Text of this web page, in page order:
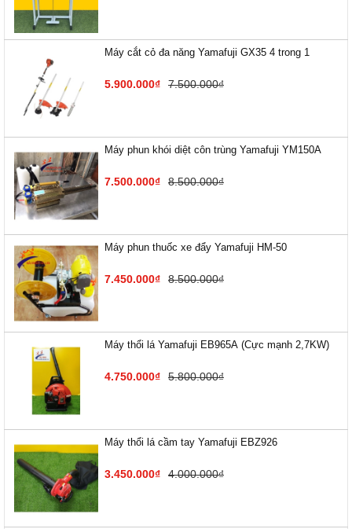
Máy cắt cỏ đa năng Yamafuji GX35 4 trong 1
5.900.000₫ 7.500.000₫
Máy phun khói diệt côn trùng Yamafuji YM150A
7.500.000₫ 8.500.000₫
Máy phun thuốc xe đẩy Yamafuji HM-50
7.450.000₫ 8.500.000₫
Máy thổi lá Yamafuji EB9​65A (Cực mạnh 2,7KW)
4.750.000₫ 5.800.000₫
Máy thổi lá cầm tay Yamafuji EBZ926
3.450.000₫ 4.000.000₫